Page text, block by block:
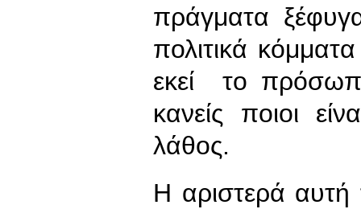
πράγματα
πολιτικά
εκεί το
κανείς ποιοι
λάθος.
Η αριστερά